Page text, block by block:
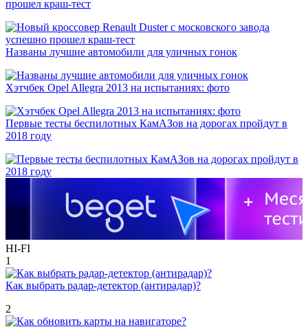
прошел краш-тест
Названы лучшие автомобили для уличных гонок
Хэтчбек Opel Allegra 2013 на испытаниях: фото
Первые тесты беспилотных КамАЗов на дорогах пройдут в
2018 году
HI-FI
1
Как выбрать радар-детектор (антирадар)?
2